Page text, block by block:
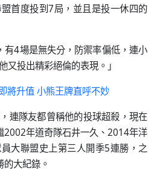
首度投到7局，並且是投一休四的
有4場是無失分，防禦率偏低，連小
又投出精彩絕倫的表現。」
將升值 小熊王牌直呼不妙
連隊友都曾稱他的投球超殺，現在
2002年道奇隊石井一久、2014年洋
大聯盟史上第三人開季5連勝，之
大紀錄。